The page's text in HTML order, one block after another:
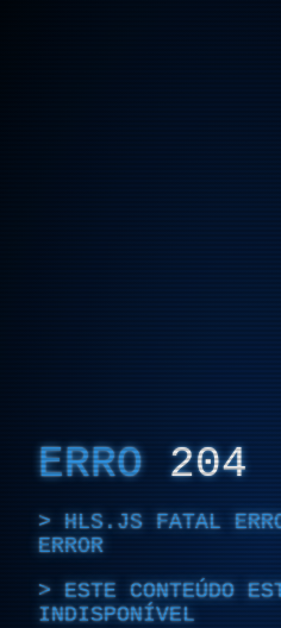
ERRO 204
HLS.JS FATAL
ERROR
ESTE CONTEÚDO
INDISPONÍVEL